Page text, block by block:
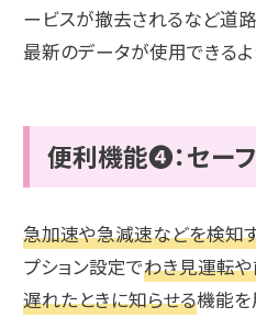
ービスが撤去されるなど道
最新のデータが使用できる
便利機能❹：セー
急加速や急減速などを検知
プション設定でわき見運転
遅れたときに知らせる機能を